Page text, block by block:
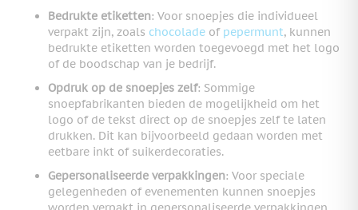
Bedrukte etiketten: Voor snoepjes die individueel
verpakt zijn, zoals chocolade of pepermunt, kunnen
bedrukte etiketten worden toegevoegd met het logo
of de boodschap van je bedrijf.
Opdruk op de snoepjes zelf: Sommige
snoepfabrikanten bieden de mogelijkheid om het
logo of de tekst direct op de snoepjes zelf te laten
drukken. Dit kan bijvoorbeeld gedaan worden met
eetbare inkt of suikerdecoraties.
Gepersonaliseerde verpakkingen: Voor speciale
gelegenheden of evenementen kunnen snoepjes